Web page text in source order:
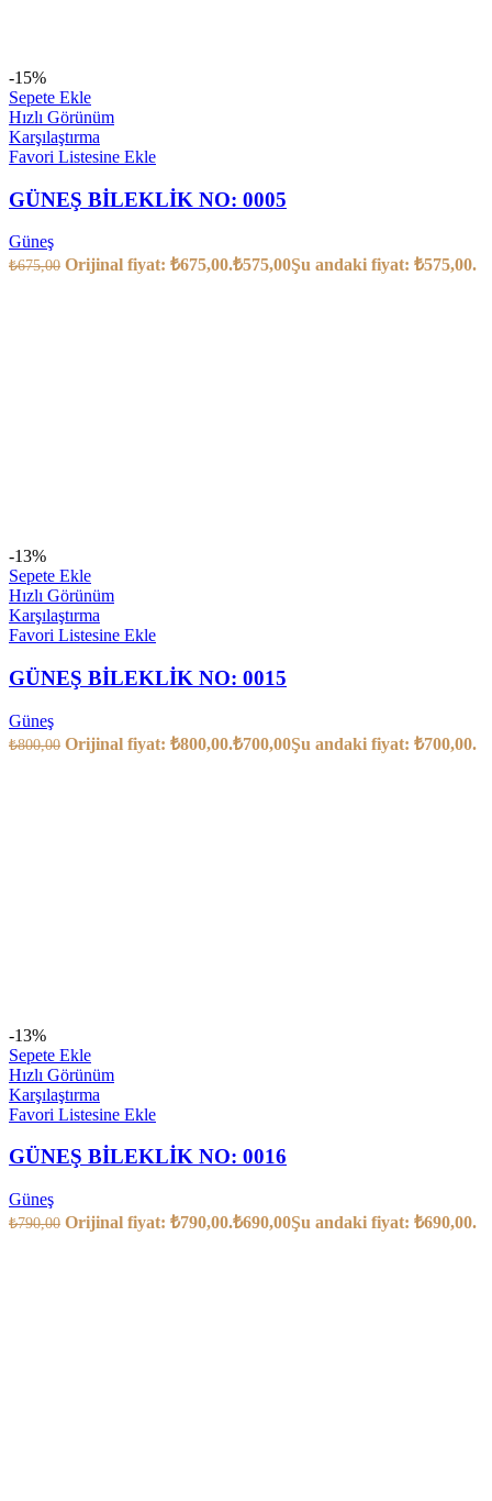
-15%
Sepete Ekle
Hızlı Görünüm
Karşılaştırma
Favori Listesine Ekle
GÜNEŞ BİLEKLİK NO: 0005
Güneş
₺675,00 Orijinal fiyat: ₺675,00.₺575,00Şu andaki fiyat: ₺575,00.
-13%
Sepete Ekle
Hızlı Görünüm
Karşılaştırma
Favori Listesine Ekle
GÜNEŞ BİLEKLİK NO: 0015
Güneş
₺800,00 Orijinal fiyat: ₺800,00.₺700,00Şu andaki fiyat: ₺700,00.
-13%
Sepete Ekle
Hızlı Görünüm
Karşılaştırma
Favori Listesine Ekle
GÜNEŞ BİLEKLİK NO: 0016
Güneş
₺790,00 Orijinal fiyat: ₺790,00.₺690,00Şu andaki fiyat: ₺690,00.